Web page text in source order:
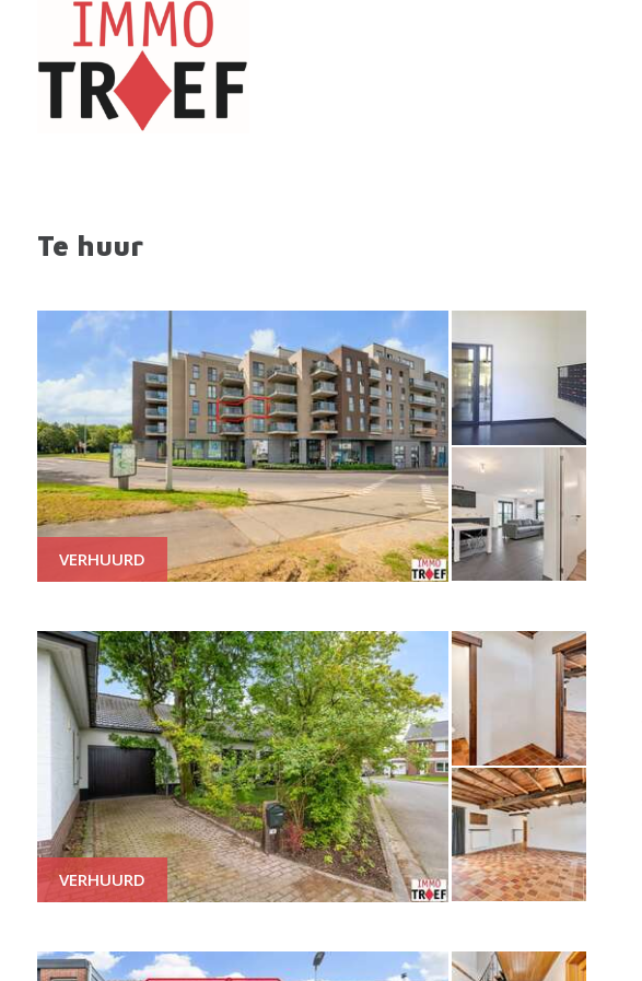
Te huur
VERHUURD
VERHUURD